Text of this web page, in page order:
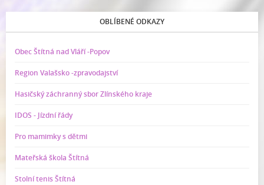
OBLÍBENÉ ODKAZY
Obec Štítná nad Vláří -Popov
Region Valašsko -zpravodajství
Hasičský záchranný sbor Zlínského kraje
IDOS - Jízdní řády
Pro mamimky s dětmi
Mateřská škola Štítná
Stolní tenis Štítná